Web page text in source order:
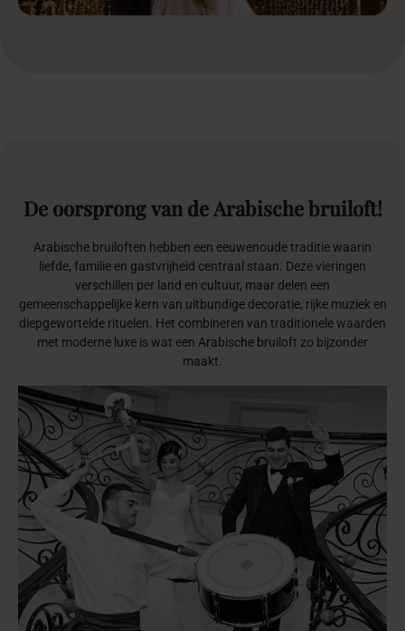
De oorsprongvan deArabischebruiloft!
Arabische bruiloften hebben een eeuwenoude traditie waarin
liefde, familie en gastvrijheid centraal staan. Deze vieringen
verschillen per land en cultuur, maar delen een
gemeenschappelijke kern van uitbundige decoratie, rijke muziek en
diepgewortelde rituelen. Het combineren van traditionele waarden
met moderne luxe is wat een Arabische bruiloft zo bijzonder
maakt.